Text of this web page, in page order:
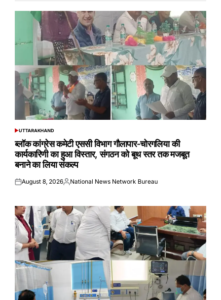
POSTED
UTTARAKHAND
ब्लॉक कांग्रेस कमेटी एससी विभाग गौलापार-चोरगलिया की
कार्यकारिणी का हुआ विस्तार, संगठन को बूथ स्तर तक मजबूत
बनाने का लिया संकल्प
Posted
August 8, 2026Posted
National News Network Bureau